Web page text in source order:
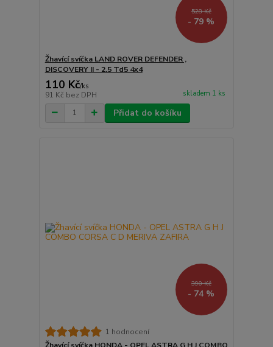
528 Kč
- 79 %
Žhavící svíčka LAND ROVER DEFENDER ,
DISCOVERY II - 2.5 Td5 4x4
110 Kč/ks
91 Kč bez DPH skladem 1 ks
Přidat do košíku
390 Kč
- 74 %
1 hodnocení